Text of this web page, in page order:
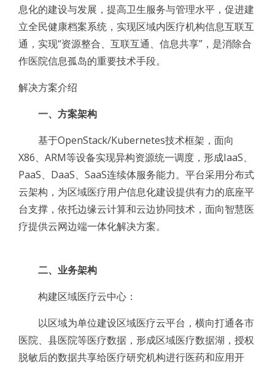
息化的建设与发展，提高卫生服务与管理水平，促进建
立全民健康档案系统，实现区域内医疗机构信息互联互
通，实现“资源整合、互联互通、信息共享”，是消除合
作医院信息孤岛的重要技术手段。
解决方案介绍
一、方案架构
基于OpenStack/Kubernetes技术框架，面向
X86、ARM等设备实现异构资源统一调度，形成IaaS、
PaaS、DaaS、SaaS连续体服务能力。平台采用分布式
云架构，为区域医疗用户信息化建设提供有力的底座平
台支撑，依托边缘云计算和云边协同技术，面向智慧医
疗提供云网边端一体化解决方案。
二、业务架构
构建区域医疗云中心：
以区域为单位建设区域医疗云平台，横向打通各市
医院、县医院等医疗数据，形成区域医疗数据湖，授权
脱敏后的数据共享给医疗研究机构进行医药和应用开